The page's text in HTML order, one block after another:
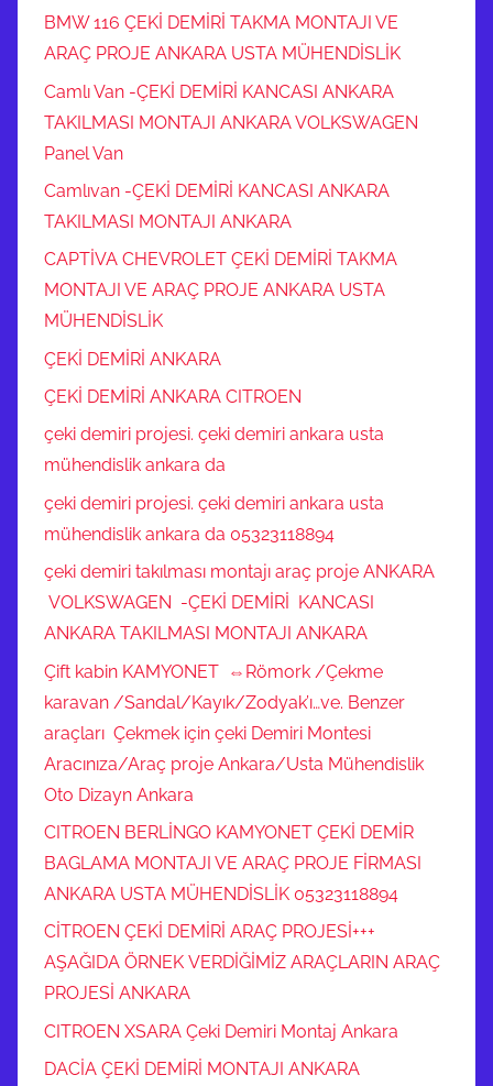
BMW 116 ÇEKİ DEMİRİ TAKMA MONTAJI VE
ARAÇ PROJE ANKARA USTA MÜHENDİSLİK
Camlı Van -ÇEKİ DEMİRİ KANCASI ANKARA
TAKILMASI MONTAJI ANKARA VOLKSWAGEN
Panel Van
Camlıvan -ÇEKİ DEMİRİ KANCASI ANKARA
TAKILMASI MONTAJI ANKARA
CAPTİVA CHEVROLET ÇEKİ DEMİRİ TAKMA
MONTAJI VE ARAÇ PROJE ANKARA USTA
MÜHENDİSLİK
ÇEKİ DEMİRİ ANKARA
ÇEKİ DEMİRİ ANKARA CITROEN
çeki demiri projesi. çeki demiri ankara usta
mühendislik ankara da
çeki demiri projesi. çeki demiri ankara usta
mühendislik ankara da 05323118894
çeki demiri takılması montajı araç proje ANKARA
VOLKSWAGEN -ÇEKİ DEMİRİ KANCASI
ANKARA TAKILMASI MONTAJI ANKARA
Çift kabin KAMYONET ⇔Römork /Çekme
karavan /Sandal/Kayık/Zodyak’ı…ve. Benzer
araçları Çekmek için çeki Demiri Montesi
Aracınıza/Araç proje Ankara/Usta Mühendislik
Oto Dizayn Ankara
CITROEN BERLİNGO KAMYONET ÇEKİ DEMİR
BAGLAMA MONTAJI VE ARAÇ PROJE FİRMASI
ANKARA USTA MÜHENDİSLİK 05323118894
CİTROEN ÇEKİ DEMİRİ ARAÇ PROJESİ+++
AŞAĞIDA ÖRNEK VERDİĞİMİZ ARAÇLARIN ARAÇ
PROJESİ ANKARA
CITROEN XSARA Çeki Demiri Montaj Ankara
DACİA ÇEKİ DEMİRİ MONTAJI ANKARA